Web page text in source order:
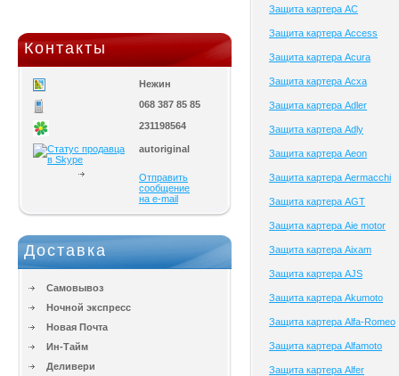
Контакты
Нежин
068 387 85 85
231198564
autoriginal
Отправить
сообщение
на e-mail
Доставка
Самовывоз
Ночной экспресс
Новая Почта
Ин-Тайм
Деливери
Защита картера AC
Защита картера Access
Защита картера Acura
Защита картера Acxa
Защита картера Adler
Защита картера Adly
Защита картера Aeon
Защита картера Aermacchi
Защита картера AGT
Защита картера Aie motor
Защита картера Aixam
Защита картера AJS
Защита картера Akumoto
Защита картера Alfa-Romeo
Защита картера Alfamoto
Защита картера Alfer